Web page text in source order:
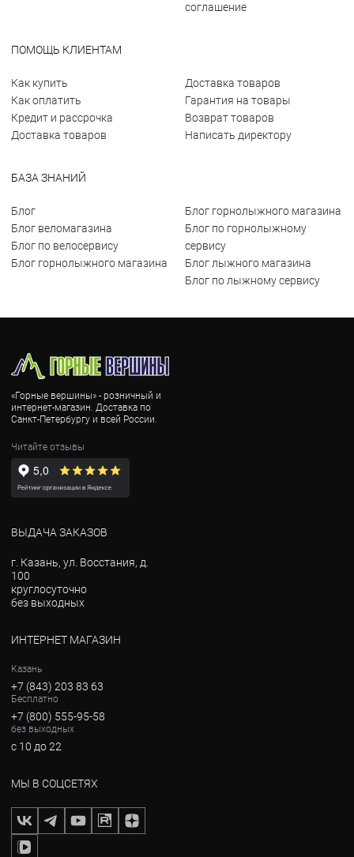
соглашение
ПОМОЩЬ КЛИЕНТАМ
Как купить
Как оплатить
Кредит и рассрочка
Доставка товаров
Доставка товаров
Гарантия на товары
Возврат товаров
Написать директору
БАЗА ЗНАНИЙ
Блог
Блог веломагазина
Блог по велосервису
Блог горнолыжного магазина
Блог горнолыжного магазина
Блог по горнолыжному
сервису
Блог лыжного магазина
Блог по лыжному сервису
«Горные вершины» - розничный и
интернет-магазин. Доставка по
Санкт-Петербургу и всей России.
Читайте отзывы
ВЫДАЧА ЗАКАЗОВ
г. Казань, ул. Восстания, д.
100
круглосуточно
без выходных
ИНТЕРНЕТ МАГАЗИН
Казань
+7 (843) 203 83 63
Бесплатно
+7 (800) 555-95-58
без выходных
с 10 до 22
МЫ В СОЦСЕТЯХ